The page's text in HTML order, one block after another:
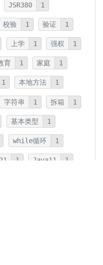
JSR380 1
校验 1 验证 1
上学 1 强权 1
育 1 家庭 1
1 本地方法 1
字符串 1 拆箱 1
基本类型 1
while循环 1
1 Java11 1